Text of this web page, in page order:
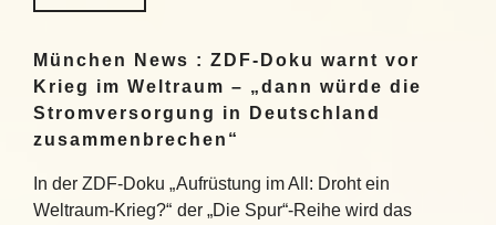
München News : ZDF-Doku warnt vor
Krieg im Weltraum – „dann würde die
Stromversorgung in Deutschland
zusammenbrechen“
In der ZDF-Doku „Aufrüstung im All: Droht ein
Weltraum-Krieg?“ der „Die Spur“-Reihe wird das